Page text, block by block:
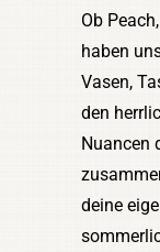
Ob
haben
Vasen,
den
Nuancen
deine